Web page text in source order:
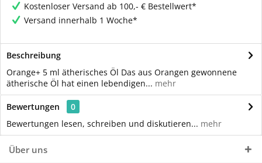
Kostenloser Versand ab 100,- € Bestellwert*
Versand innerhalb 1 Woche*
Beschreibung
Orange+ 5 ml ätherisches Öl Das aus Orangen gewonnene
ätherische Öl hat einen lebendigen... mehr
Bewertungen
0
Bewertungen lesen, schreiben und diskutieren... mehr
Über uns